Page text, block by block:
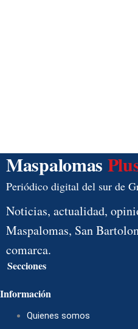
Maspalomas
Periódico digital del sur de
Noticias, actualidad,
Maspalomas, San
comarca.
Secciones
Información
Quienes somos